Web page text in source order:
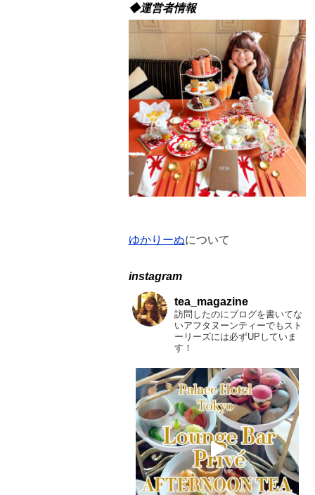
バ
ッ
ン
バ
ー
◆運営者情報
ゆかりーぬについて
instagram
tea_magazine
訪問したのにブログを書いてな
いアフタヌーンティーでもスト
ーリーズには必ずUPしていま
す！